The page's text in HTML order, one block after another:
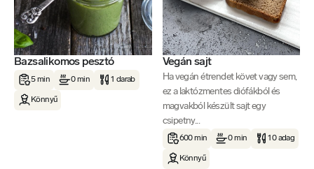
Bazsalikomos pesztó
5 min 0 min 1 darab
Könnyű
Vegán sajt
Ha vegán étrendet követ vagy sem,
ez a laktózmentes diófákból és
magvakból készült sajt egy
csipetny...
600 min 0 min 10 adag
Könnyű